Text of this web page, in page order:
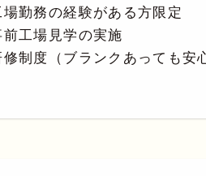
勤務の経験がある方限定
工場見学の実施
制度（ブランクあっても安